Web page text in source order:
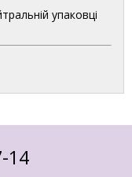
упаковці
14